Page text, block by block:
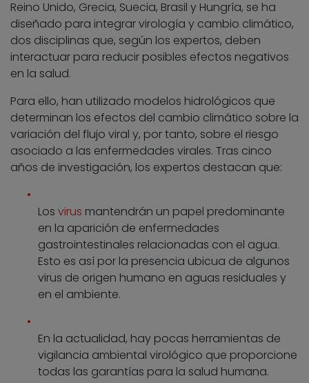
Reino Unido, Grecia, Suecia, Brasil y Hungría, se ha
diseñado para integrar virología y cambio climático,
dos disciplinas que, según los expertos, deben
interactuar para reducir posibles efectos negativos
en la salud.
Para ello, han utilizado modelos hidrológicos que
determinan los efectos del cambio climático sobre la
variación del flujo viral y, por tanto, sobre el riesgo
asociado a las enfermedades virales. Tras cinco
años de investigación, los expertos destacan que:
Los virus mantendrán un papel predominante
en la aparición de enfermedades
gastrointestinales relacionadas con el agua.
Esto es así por la presencia ubicua de algunos
virus de origen humano en aguas residuales y
en el ambiente.
En la actualidad, hay pocas herramientas de
vigilancia ambiental virológico que proporcione
todas las garantías para la salud humana.